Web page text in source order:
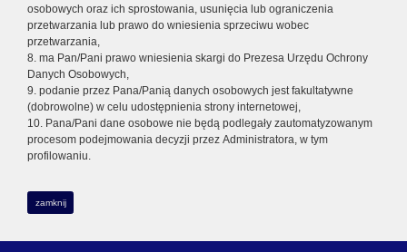
osobowych oraz ich sprostowania, usunięcia lub ograniczenia
przetwarzania lub prawo do wniesienia sprzeciwu wobec
przetwarzania,
8. ma Pan/Pani prawo wniesienia skargi do Prezesa Urzędu Ochrony
Danych Osobowych,
9. podanie przez Pana/Panią danych osobowych jest fakultatywne
(dobrowolne) w celu udostępnienia strony internetowej,
10. Pana/Pani dane osobowe nie będą podlegały zautomatyzowanym
procesom podejmowania decyzji przez Administratora, w tym
profilowaniu.
zamknij